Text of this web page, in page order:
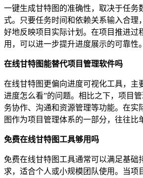
一键生成甘特图的准确性，取决于任务
式。只要任务时间和依赖关系输入合理
好地反映项目实际计划。在项目推进过
用，可以进一步提升进度展示的可靠性。
在线甘特图能替代项目管理软件吗
在线甘特图更偏向进度可视化工具，主
进度怎么看”的问题。相比之下，项目
务协作、沟通和资源管理等功能。在实
图作为项目管理体系的一部分，往往比
免费在线甘特图工具够用吗
免费在线甘特图工具通常可以满足基础
求，适合个人或小规模团队使用。当项